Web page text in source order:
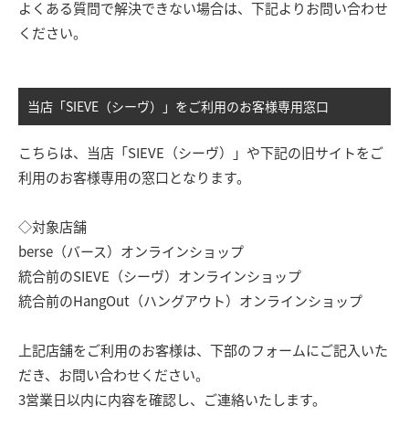
よくある質問で解決できない場合は、下記よりお問い合わせ
ください。
当店「SIEVE（シーヴ）」をご利用のお客様専用窓口
こちらは、当店「SIEVE（シーヴ）」や下記の旧サイトをご
利用のお客様専用の窓口となります。
◇対象店舗
berse（バース）オンラインショップ
統合前のSIEVE（シーヴ）オンラインショップ
統合前のHangOut（ハングアウト）オンラインショップ
上記店舗をご利用のお客様は、下部のフォームにご記入いた
だき、お問い合わせください。
3営業日以内に内容を確認し、ご連絡いたします。